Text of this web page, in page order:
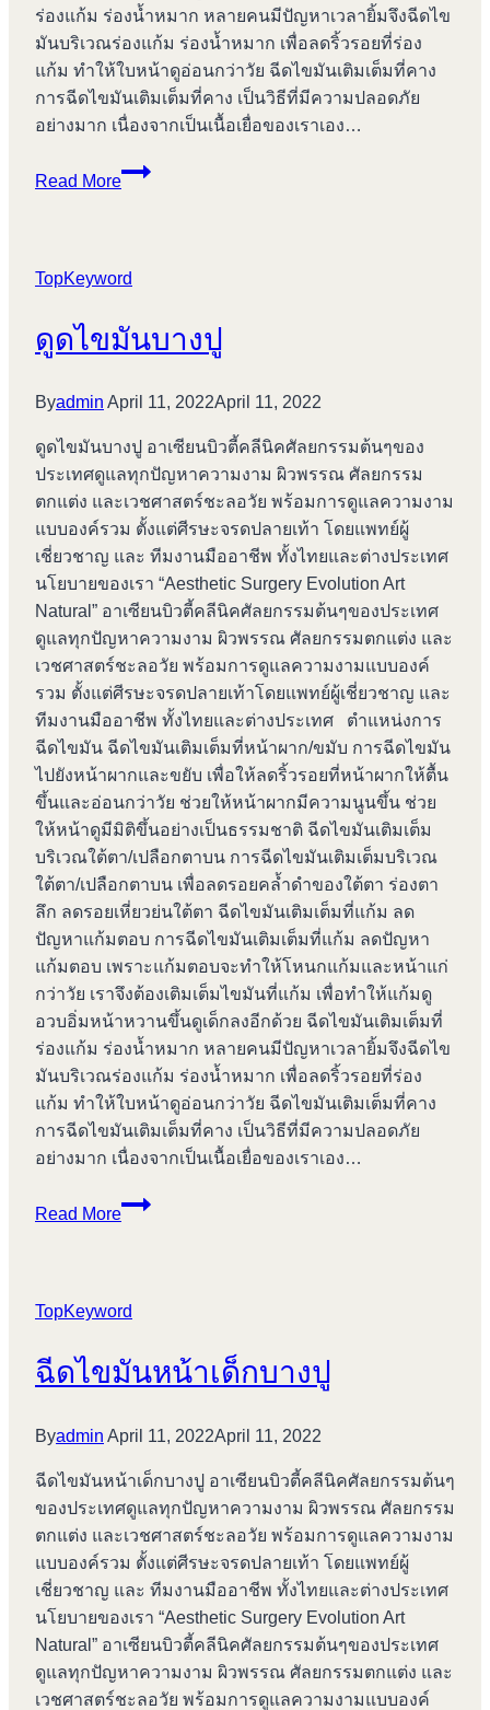
ร่องแก้ม ร่องน้ำหมาก หลายคนมีปัญหาเวลายิ้มจึงฉีดไข
มันบริเวณร่องแก้ม ร่องน้ำหมาก เพื่อลดริ้วรอยที่ร่อง
แก้ม ทำให้ใบหน้าดูอ่อนกว่าวัย ฉีดไขมันเติมเต็มที่คาง
การฉีดไขมันเติมเต็มที่คาง เป็นวิธีที่มีความปลอดภัย
อย่างมาก เนื่องจากเป็นเนื้อเยื่อของเราเอง…
Read More
เสริม
TopKeyword
ดูดไขมันบางปู
Byadmin April 11, 2022April 11, 2022
ดูดไขมันบางปู อาเซียนบิวตี้คลีนิคศัลยกรรมต้นๆของ
ประเทศดูแลทุกปัญหาความงาม ผิวพรรณ ศัลยกรรม
ตกแต่ง และเวชศาสตร์ชะลอวัย พร้อมการดูแลความงาม
แบบองค์รวม ตั้งแต่ศีรษะจรดปลายเท้า โดยแพทย์ผู้
เชี่ยวชาญ และ ทีมงานมืออาชีพ ทั้งไทยและต่างประเทศ
นโยบายของเรา “Aesthetic Surgery Evolution Art
Natural” อาเซียนบิวตี้คลีนิคศัลยกรรมต้นๆของประเทศ
ดูแลทุกปัญหาความงาม ผิวพรรณ ศัลยกรรมตกแต่ง และ
เวชศาสตร์ชะลอวัย พร้อมการดูแลความงามแบบองค์
รวม ตั้งแต่ศีรษะจรดปลายเท้าโดยแพทย์ผู้เชี่ยวชาญ และ
ทีมงานมืออาชีพ ทั้งไทยและต่างประเทศ ตำแหน่งการ
ฉีดไขมัน ฉีดไขมันเติมเต็มที่หน้าผาก/ขมับ การฉีดไขมัน
ไปยังหน้าผากและขยับ เพื่อให้ลดริ้วรอยที่หน้าผากให้ตื้น
ขึ้นและอ่อนกว่าวัย ช่วยให้หน้าผากมีความนูนขึ้น ช่วย
ให้หน้าดูมีมิติขึ้นอย่างเป็นธรรมชาติ ฉีดไขมันเติมเต็ม
บริเวณใต้ตา/เปลือกตาบน การฉีดไขมันเติมเต็มบริเวณ
ใต้ตา/เปลือกตาบน เพื่อลดรอยคล้ำดำของใต้ตา ร่องตา
ลึก ลดรอยเหี่ยวย่นใต้ตา ฉีดไขมันเติมเต็มที่แก้ม ลด
ปัญหาแก้มตอบ การฉีดไขมันเติมเต็มที่แก้ม ลดปัญหา
แก้มตอบ เพราะแก้มตอบจะทำให้โหนกแก้มและหน้าแก่
กว่าวัย เราจึงต้องเติมเต็มไขมันที่แก้ม เพื่อทำให้แก้มดู
อวบอิ่มหน้าหวานขึ้นดูเด็กลงอีกด้วย ฉีดไขมันเติมเต็มที่
ร่องแก้ม ร่องน้ำหมาก หลายคนมีปัญหาเวลายิ้มจึงฉีดไข
มันบริเวณร่องแก้ม ร่องน้ำหมาก เพื่อลดริ้วรอยที่ร่อง
แก้ม ทำให้ใบหน้าดูอ่อนกว่าวัย ฉีดไขมันเติมเต็มที่คาง
การฉีดไขมันเติมเต็มที่คาง เป็นวิธีที่มีความปลอดภัย
อย่างมาก เนื่องจากเป็นเนื้อเยื่อของเราเอง…
Read More
ดูด
TopKeyword
ฉีดไขมันหน้าเด็กบางปู
Byadmin April 11, 2022April 11, 2022
ฉีดไขมันหน้าเด็กบางปู อาเซียนบิวตี้คลีนิคศัลยกรรมต้นๆ
ของประเทศดูแลทุกปัญหาความงาม ผิวพรรณ ศัลยกรรม
ตกแต่ง และเวชศาสตร์ชะลอวัย พร้อมการดูแลความงาม
แบบองค์รวม ตั้งแต่ศีรษะจรดปลายเท้า โดยแพทย์ผู้
เชี่ยวชาญ และ ทีมงานมืออาชีพ ทั้งไทยและต่างประเทศ
นโยบายของเรา “Aesthetic Surgery Evolution Art
Natural” อาเซียนบิวตี้คลีนิคศัลยกรรมต้นๆของประเทศ
ดูแลทุกปัญหาความงาม ผิวพรรณ ศัลยกรรมตกแต่ง และ
เวชศาสตร์ชะลอวัย พร้อมการดูแลความงามแบบองค์